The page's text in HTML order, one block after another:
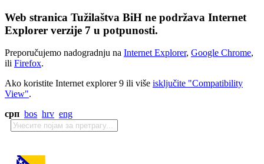
Web stranica Tužilaštva BiH ne podržava Internet
Explorer verzije 7 u potpunosti.
Preporučujemo nadogradnju na Internet Explorer, Google Chrome,
ili Firefox.
Ako koristite Internet explorer 9 ili više isključite "Compatibility
View".
срп bos hrv eng